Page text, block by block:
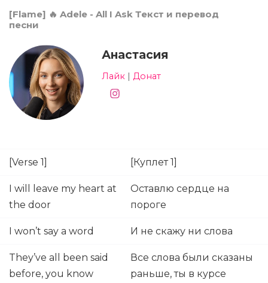
[Flame] 🔥 Adele - All I Ask Текст и перевод
песни
Анастасия
Лайк | Донат
[Verse 1] [Куплет 1]
I will leave my heart at
the door
Оставлю сердце на
пороге
I won’t say a word И не скажу ни слова
They’ve all been said
before, you know
Все слова были сказаны
раньше, ты в курсе